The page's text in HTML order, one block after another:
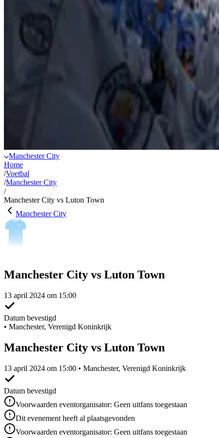
Manchester City
Home
/Voetbal
/Manchester City
/
Manchester City vs Luton Town
Manchester City
Manchester City vs Luton Town
13 april 2024 om 15:00
Datum bevestigd
• Manchester, Verenigd Koninkrijk
Manchester City vs Luton Town
13 april 2024 om 15:00 • Manchester, Verenigd Koninkrijk
Datum bevestigd
Voorwaarden eventorganisator: Geen uitfans toegestaan
Dit evenement heeft al plaatsgevonden
Voorwaarden eventorganisator: Geen uitfans toegestaan